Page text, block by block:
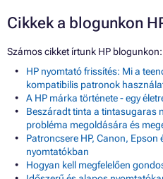
Cikkek a blogunkon
Számos cikket írtunk HP blogunkon:
HP nyomtató frissítés: Mi a
kompatibilis patronok
A HP márka története - egy
Beszáradt tinta a tintasugaras
probléma megoldására és
Patroncsere HP, Canon,
nyomtatókban
Hogyan kell megfelelően